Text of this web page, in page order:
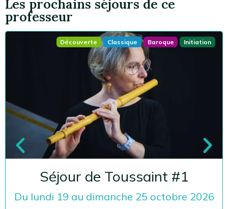
Les prochains séjours de ce
professeur
Découverte Classique Baroque Initiation
Séjour de Toussaint #1
Du lundi 19 au dimanche 25 octobre 2026